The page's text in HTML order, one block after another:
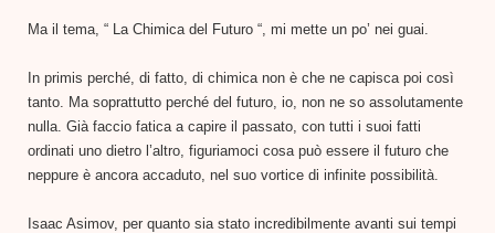
Ma il tema, “ La Chimica del Futuro “, mi mette un po’ nei guai.
In primis perché, di fatto, di chimica non è che ne capisca poi così
tanto. Ma soprattutto perché del futuro, io, non ne so assolutamente
nulla. Già faccio fatica a capire il passato, con tutti i suoi fatti
ordinati uno dietro l’altro, figuriamoci cosa può essere il futuro che
neppure è ancora accaduto, nel suo vortice di infinite possibilità.
Isaac Asimov, per quanto sia stato incredibilmente avanti sui tempi